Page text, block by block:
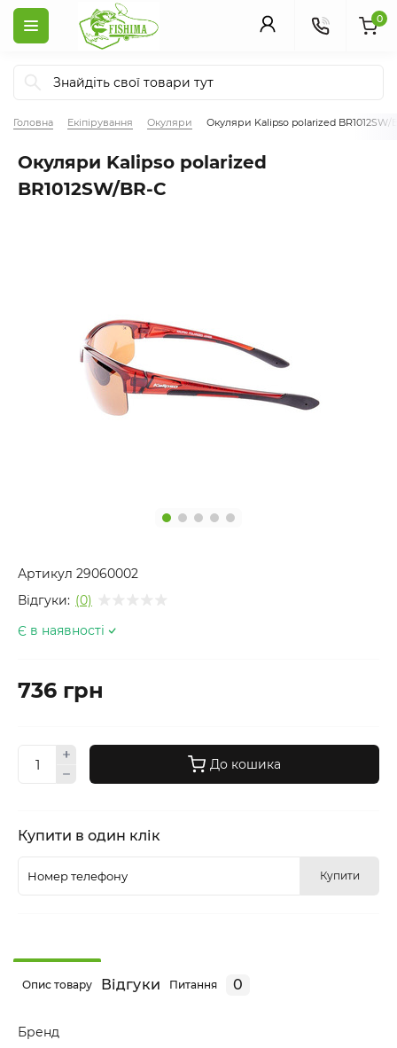
0
Головна Екіпірування Окуляри Окуляри Kalipso polarized BR1012SW/
Окуляри Kalipso polarized
BR1012SW/BR-C
Артикул 29060002
Відгуки: (0)
Є в наявності
736 грн
До кошика
Купити в один клік
Купити
Опис товару Відгуки Питання 0
Бренд